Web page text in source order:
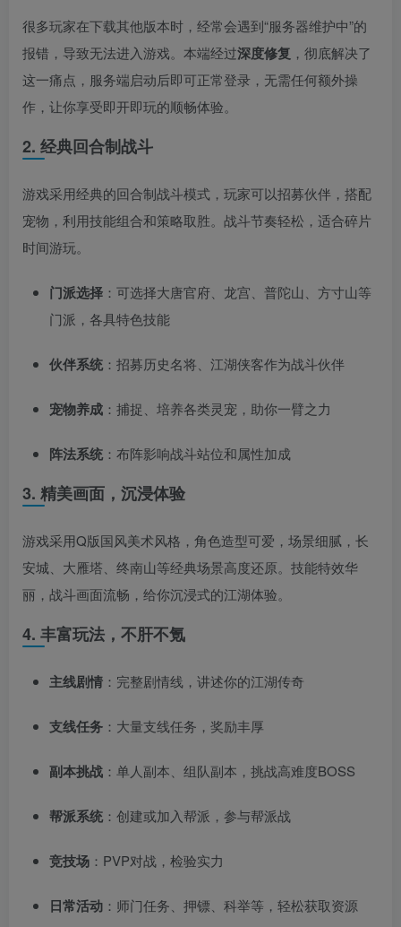
很多玩家在下载其他版本时，经常会遇到“服务器维护中”的
报错，导致无法进入游戏。本端经过深度修复 ，彻底解决了
这一痛点，服务端启动后即可正常登录，无需任何额外操
作，让你享受即开即玩的顺畅体验。
2. 经典回合制战斗
游戏采用经典的回合制战斗模式，玩家可以招募伙伴，搭配
宠物，利用技能组合和策略取胜。战斗节奏轻松，适合碎片
时间游玩。
门派选择 ：可选择大唐官府、龙宫、普陀山、方寸山等
门派，各具特色技能
伙伴系统 ：招募历史名将、江湖侠客作为战斗伙伴
宠物养成 ：捕捉、培养各类灵宠，助你一臂之力
阵法系统 ：布阵影响战斗站位和属性加成
3. 精美画面，沉浸体验
游戏采用Q版国风美术风格，角色造型可爱，场景细腻，长
安城、大雁塔、终南山等经典场景高度还原。技能特效华
丽，战斗画面流畅，给你沉浸式的江湖体验。
4. 丰富玩法，不肝不氪
主线剧情 ：完整剧情线，讲述你的江湖传奇
支线任务 ：大量支线任务，奖励丰厚
副本挑战 ：单人副本、组队副本，挑战高难度BOSS
帮派系统 ：创建或加入帮派，参与帮派战
竞技场 ：PVP对战，检验实力
日常活动 ：师门任务、押镖、科举等，轻松获取资源